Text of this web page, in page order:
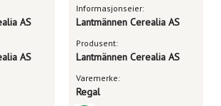
AS
AS
Informasjonseier:
Lantmännen Cerealia AS
Produsent:
Lantmännen Cerealia AS
Varemerke:
Regal